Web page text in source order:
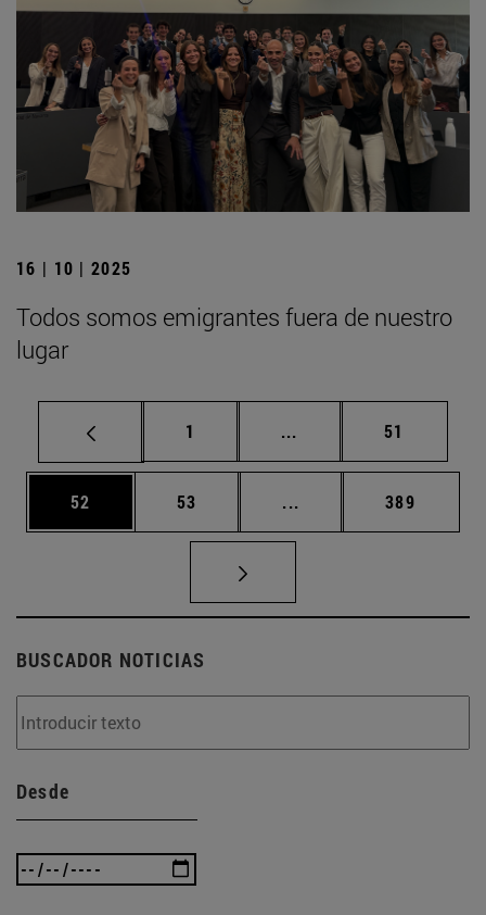
16 | 10 | 2025
Todos somos emigrantes fuera de nuestro
lugar
Página
1 ... Páginas intermedias
Página
51
Página
52 Página
53 ... Páginas intermedias
Página
389
BUSCADOR NOTICIAS
Desde